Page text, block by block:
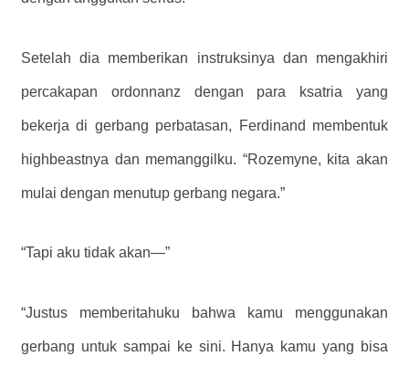
Setelah dia memberikan instruksinya dan mengakhiri
percakapan ordonnanz dengan para ksatria yang
bekerja di gerbang perbatasan, Ferdinand membentuk
highbeastnya dan memanggilku. “Rozemyne, kita akan
mulai dengan menutup gerbang negara.”
“Tapi aku tidak akan—”
“Justus memberitahuku bahwa kamu menggunakan
gerbang untuk sampai ke sini. Hanya kamu yang bisa